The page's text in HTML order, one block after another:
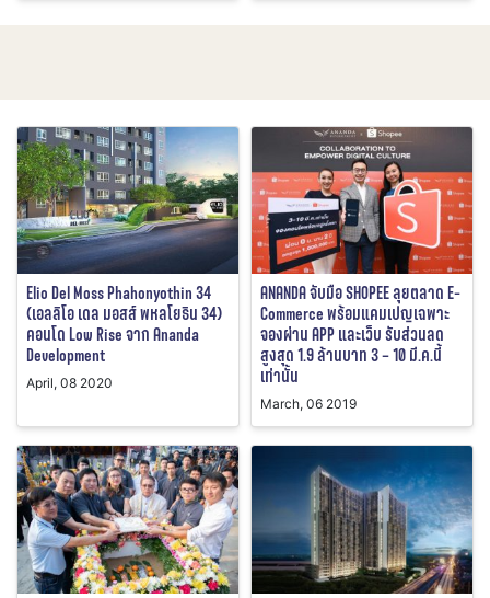
Elio Del Moss Phahonyothin 34
(เอลลิโอ เดล มอสส์ พหลโยธิน 34)
คอนโด Low Rise จาก Ananda
Development
April, 08 2020
ANANDA จับมือ SHOPEE ลุยตลาด E-
Commerce พร้อมแคมเปญเฉพาะ
จองผ่าน APP และเว็บ รับส่วนลด
สูงสุด 1.9 ล้านบาท 3 – 10 มี.ค.นี้
เท่านั้น
March, 06 2019